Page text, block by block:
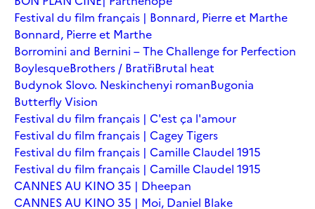
Festival du film français | Bonnard, Pierre et Marthe
Bonnard, Pierre et Marthe
Borromini and Bernini – The Challenge for Perfection
BoylesqueBrothers / BratřiBrutal heat
Budynok Slovo. Neskinchenyi romanBugonia
Butterfly Vision
Festival du film français | C'est ça l'amour
Festival du film français | Cagey Tigers
Festival du film français | Camille Claudel 1915
Festival du film français | Camille Claudel 1915
CANNES AU KINO 35 | Dheepan
CANNES AU KINO 35 | Moi, Daniel Blake